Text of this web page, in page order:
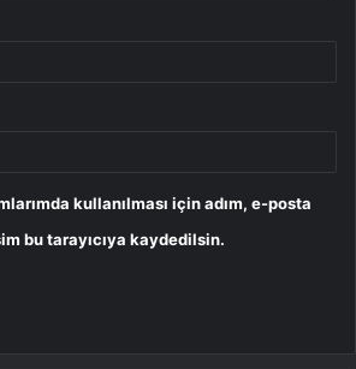
kullanılması için adım, e-posta
bu tarayıcıya kaydedilsin.